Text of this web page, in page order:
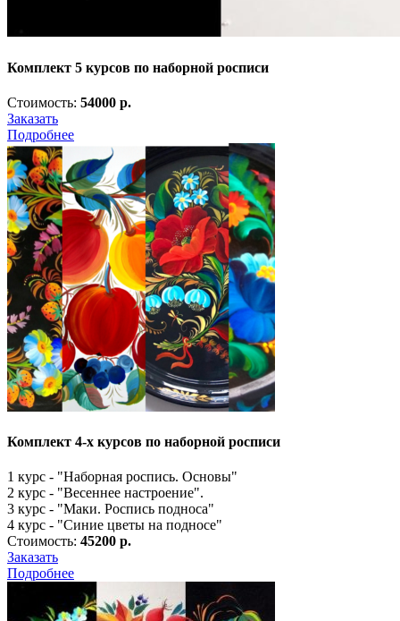
Комплект 5 курсов по наборной росписи
Стоимость: 54000 р.
Заказать
Подробнее
Комплект 4-х курсов по наборной росписи
1 курс - "Наборная роспись. Основы"
2 курс - "Весеннее настроение".
3 курс - "Маки. Роспись подноса"
4 курс - "Синие цветы на подносе"
Стоимость: 45200 р.
Заказать
Подробнее